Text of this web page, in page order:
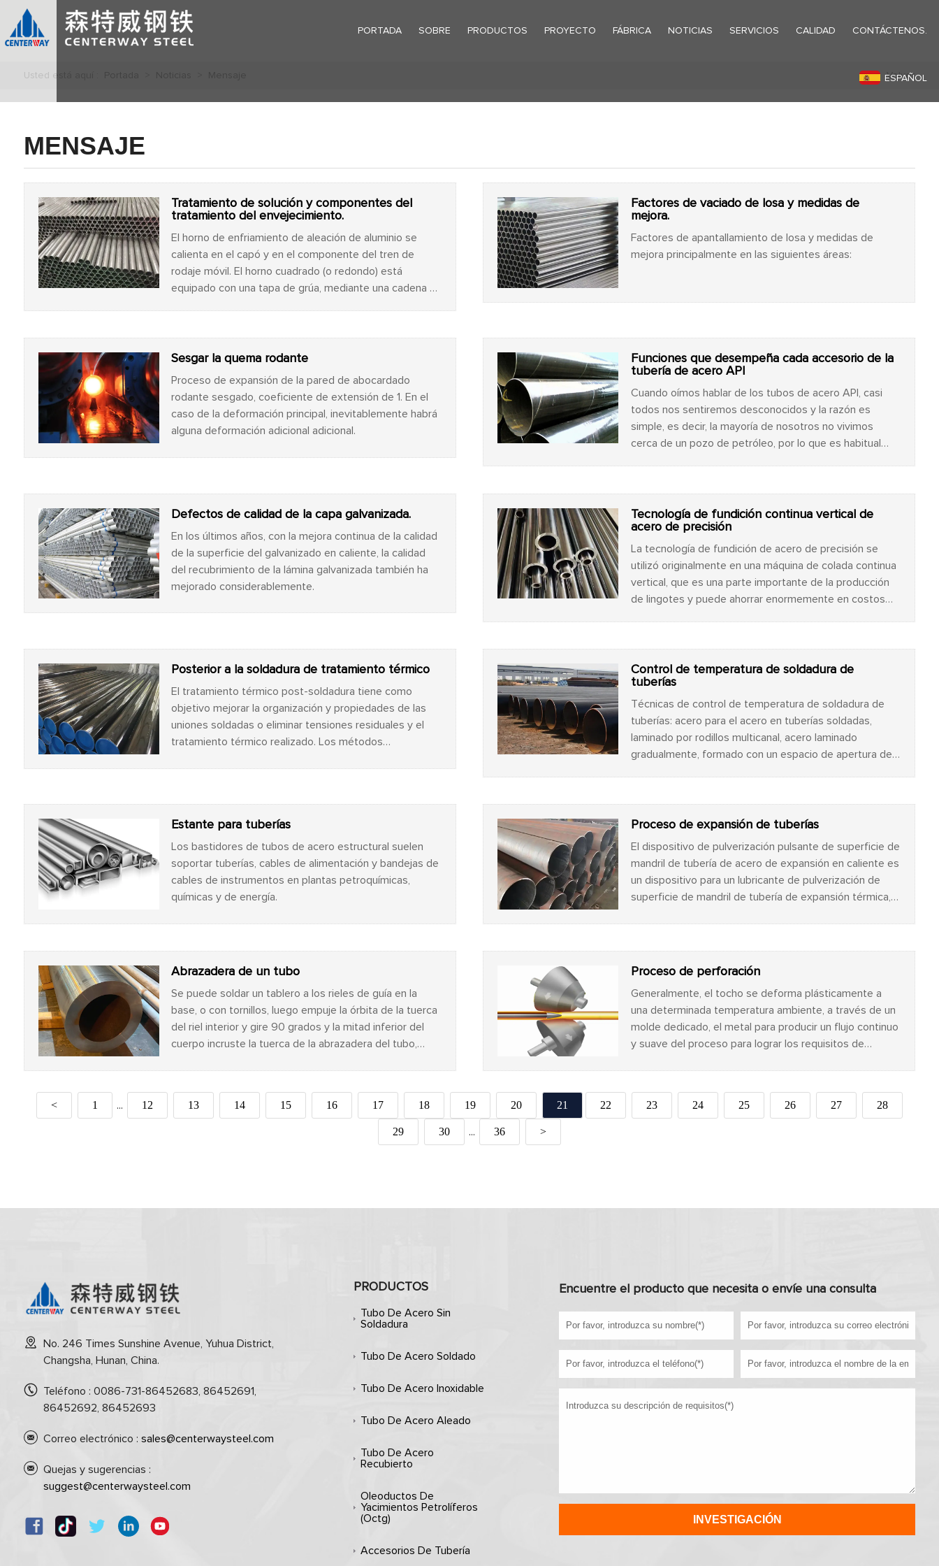
PORTADA SOBRE PRODUCTOS PROYECTO FÁBRICA NOTICIAS SERVICIOS CALIDAD CONTÁCTENOS.
ESPAÑOL
Volver
Usted está aquí :
MENSAJE
Tratamiento de solución y componentes del
tratamiento del envejecimiento.
El horno de enfriamiento de aleación de aluminio se
calienta en el capó y en el componente del tren de
rodaje móvil. El horno cuadrado (o redondo) está
equipado con una tapa de grúa, mediante una cadena y
Factores de vaciado de losa y medidas de
mejora.
Factores de apantallamiento de losa y medidas de
mejora principalmente en las siguientes áreas:
Sesgar la quema rodante
Proceso de expansión de la pared de abocardado
rodante sesgado, coeficiente de extensión de 1. En el
caso de la deformación principal, inevitablemente habrá
alguna deformación adicional adicional.
Funciones que desempeña cada accesorio de la
tubería de acero API
Cuando oímos hablar de los tubos de acero API, casi
todos nos sentiremos desconocidos y la razón es
simple, es decir, la mayoría de nosotros no vivimos
cerca de un pozo de petróleo, por lo que es habitual
Defectos de calidad de la capa galvanizada.
En los últimos años, con la mejora continua de la calidad
de la superficie del galvanizado en caliente, la calidad
del recubrimiento de la lámina galvanizada también ha
mejorado considerablemente.
Tecnología de fundición continua vertical de
acero de precisión
La tecnología de fundición de acero de precisión se
utilizó originalmente en una máquina de colada continua
vertical, que es una parte importante de la producción
de lingotes y puede ahorrar enormemente en costos
producción, desempeñando así un papel cada vez más
importante.
Posterior a la soldadura de tratamiento térmico
El tratamiento térmico post-soldadura tiene como
objetivo mejorar la organización y propiedades de las
uniones soldadas o eliminar tensiones residuales y el
tratamiento térmico realizado. Los métodos
Control de temperatura de soldadura de
tuberías
Técnicas de control de temperatura de soldadura de
tuberías: acero para el acero en tuberías soldadas,
laminado por rodillos multicanal, acero laminado
gradualmente, formado con un espacio de apertura de
soldadura en 1 ~ 3 mm, y extremos de soldadura al ras.
La brecha es demasiado grande, lo que reduce el
por calor de Foucault para producir una fusión indirecta
incompleta del cristal o un agrietamiento deficiente.
Estante para tuberías
Los bastidores de tubos de acero estructural suelen
soportar tuberías, cables de alimentación y bandejas de
cables de instrumentos en plantas petroquímicas,
químicas y de energía.
Proceso de expansión de tuberías
El dispositivo de pulverización pulsante de superficie de
mandril de tubería de acero de expansión en caliente es
un dispositivo para un lubricante de pulverización de
superficie de mandril de tubería de expansión térmica,
Abrazadera de un tubo
Se puede soldar un tablero a los rieles de guía en la
base, o con tornillos, luego empuje la órbita de la tuerca
del riel interior y gire 90 grados y la mitad inferior del
cuerpo incruste la tuerca de la abrazadera del tubo,
Proceso de perforación
Generalmente, el tocho se deforma plásticamente a
una determinada temperatura ambiente, a través de un
molde dedicado, el metal para producir un flujo continuo
y suave del proceso para lograr los requisitos de
< 1 ... 12 13 14 15 16 17 18 19 20 21 22 23 24 25 26 27 28
29 30 ... 36 >
No. 246 Times Sunshine Avenue, Yuhua District,
Changsha, Hunan, China.
Teléfono : 0086-731-86452683, 86452691,
86452692, 86452693
Correo electrónico : sales@centerwaysteel.com
Quejas y sugerencias :
suggest@centerwaysteel.com
PRODUCTOS
Tubo De Acero Sin
Soldadura
Tubo De Acero Soldado
Tubo De Acero Inoxidable
Tubo De Acero Aleado
Tubo De Acero
Recubierto
Oleoductos De
Yacimientos Petrolíferos
(octg)
Accesorios De Tubería
Encuentre el producto que necesita o envíe una consulta